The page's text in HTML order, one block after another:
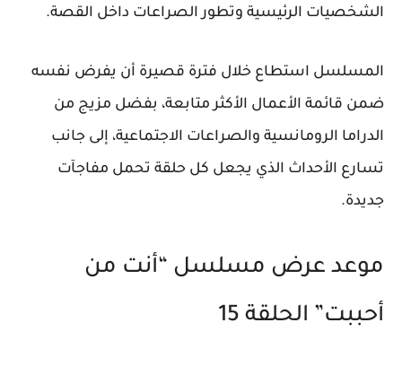
الشخصيات الرئيسية وتطور الصراعات داخل القصة.
المسلسل استطاع خلال فترة قصيرة أن يفرض نفسه
ضمن قائمة الأعمال الأكثر متابعة، بفضل مزيج من
الدراما الرومانسية والصراعات الاجتماعية، إلى جانب
تسارع الأحداث الذي يجعل كل حلقة تحمل مفاجآت
جديدة.
موعد عرض مسلسل “أنت من
أحببت” الحلقة 15